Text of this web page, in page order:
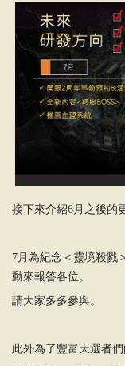
接下來介紹6月之後的
7月為紀念＜靈境殺戮
動來報答各位。
請大家多多參與。
此外為了豐富天選者們